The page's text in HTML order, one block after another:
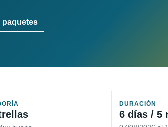
paquetes
DURACIÓN
6 días / 5